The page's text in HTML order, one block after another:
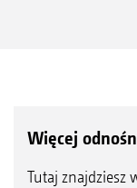
Więcej
Tutaj znajdziesz